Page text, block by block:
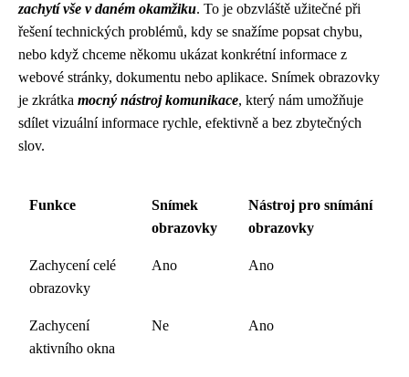
zachytí vše v daném okamžiku. To je obzvláště užitečné při
řešení technických problémů, kdy se snažíme popsat chybu,
nebo když chceme někomu ukázat konkrétní informace z
webové stránky, dokumentu nebo aplikace. Snímek obrazovky
je zkrátka mocný nástroj komunikace, který nám umožňuje
sdílet vizuální informace rychle, efektivně a bez zbytečných
slov.
Funkce
Snímek
obrazovky
Nástroj pro snímání
obrazovky
Zachycení celé
obrazovky
Ano Ano
Zachycení
aktivního okna
Ne Ano